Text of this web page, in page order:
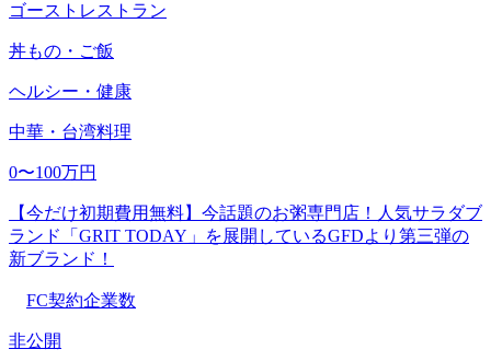
ゴーストレストラン
丼もの・ご飯
ヘルシー・健康
中華・台湾料理
0〜100万円
【今だけ初期費用無料】今話題のお粥専門店！人気サラダブ
ランド「GRIT TODAY」を展開しているGFDより第三弾の
新ブランド！
FC契約企業数
非公開